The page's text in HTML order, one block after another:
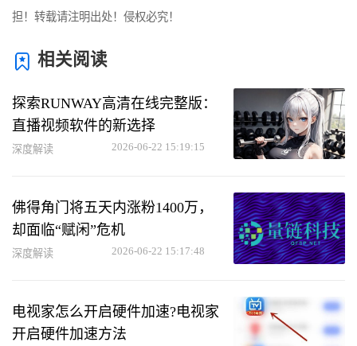
担！转载请注明出处！侵权必究！
相关阅读
探索RUNWAY高清在线完整版：
直播视频软件的新选择
深度解读 2026-06-22 15:19:15
佛得角门将五天内涨粉1400万，
却面临“赋闲”危机
深度解读 2026-06-22 15:17:48
电视家怎么开启硬件加速?电视家
开启硬件加速方法